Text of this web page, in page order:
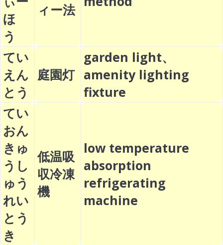
ほ
う
ィー法
てい
えん
とう
庭園灯
garden light、
amenity lighting
fixture
てい
おん
きゅ
うし
ゅう
れい
とう
き
低温吸
収冷凍
機
low temperature
absorption
refrigerating
machine